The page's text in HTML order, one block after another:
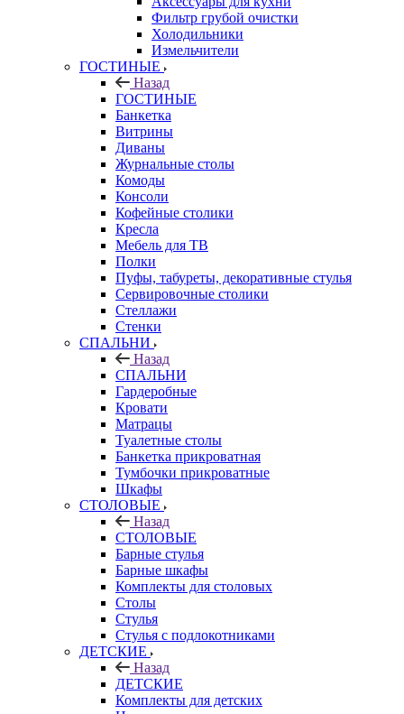
Фильтр грубой очистки
Холодильники
Измельчители
ГОСТИНЫЕ
Назад
ГОСТИНЫЕ
Банкетка
Витрины
Диваны
Журнальные столы
Комоды
Консоли
Кофейные столики
Кресла
Мебель для ТВ
Полки
Пуфы, табуреты, декоративные стулья
Сервировочные столики
Стеллажи
Стенки
СПАЛЬНИ
Назад
СПАЛЬНИ
Гардеробные
Кровати
Матрацы
Туалетные столы
Банкетка прикроватная
Тумбочки прикроватные
Шкафы
СТОЛОВЫЕ
Назад
СТОЛОВЫЕ
Барные стулья
Барные шкафы
Комплекты для столовых
Столы
Стулья
Стулья с подлокотниками
ДЕТСКИЕ
Назад
ДЕТСКИЕ
Комплекты для детских